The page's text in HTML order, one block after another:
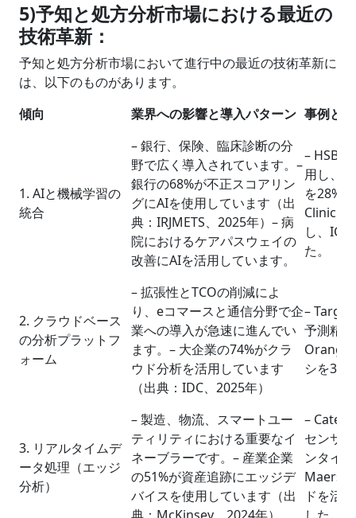
5)予知と処方分析市場における最近の
技術革新：
予知と処方分析市場において進行中の最近の技術革新に
は、以下のものがあります。
傾向
業界への影響と導入パターン 事例と
1. AIと機械学習の
統合
– 銀行、保険、臨床診断の分
野で広く導入されています。–
銀行の68%が不正スコアリン
グにAIを使用しています（出
典：IRJMETS、2025年）– 病
院におけるケアパスウェイの
改善にAIを活用しています。
– HSBC
用し、
を28%
Clinicは
し、
た。
2. クラウドベース
の分析プラットフ
ォーム
– 拡張性とTCOの削減によ
り、eコマースと通信分野で企
業への導入が急速に進んでい
ます。– 大企業の74%がクラ
ウド分析を活用しています
（出典：IDC、2025年）
– Target
予測精
Orange
シを
3. リアルタイムデ
ータ処理（エッジ
分析）
– 製造、物流、スマートユー
ティリティにおける重要なイ
ネーブラーです。– 産業企業
の51%が資産追跡にエッジデ
バイスを使用しています（出
–
センサ
ンタイ
Maersk
ドを活